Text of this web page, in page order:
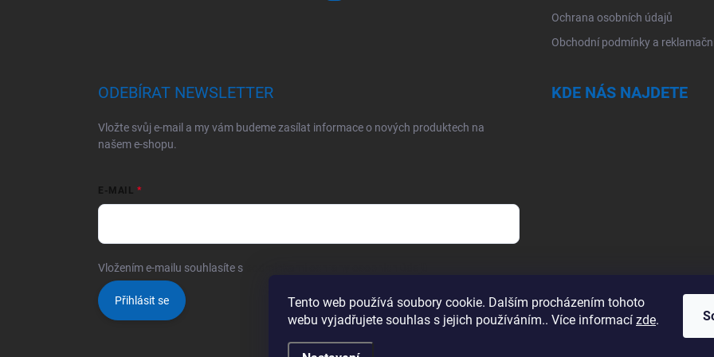
Tento web používá soubory cookie. Dalším procházením tohoto
webu vyjadřujete souhlas s jejich používáním.. Více informací zde.
Ochrana osobních údajů
Obchodní podmínky a
ODEBÍRAT NEWSLETTER
Vložte svůj e-mail a my vám budeme zasílat informace o nových produktech na
našem e-shopu.
E-MAIL
Vložením e-mailu souhlasíte s
Přihlásit se
KDE NÁS NAJDETE